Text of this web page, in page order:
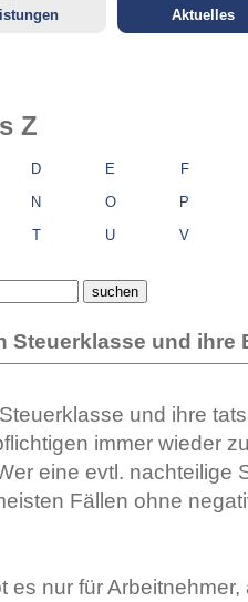
Aktuelles
Z
D E
F
N O
P
T U V
Steuerklasse und ihre
und ihre
immer wieder
eine evtl. nachteilige
Fällen ohne
es nur für